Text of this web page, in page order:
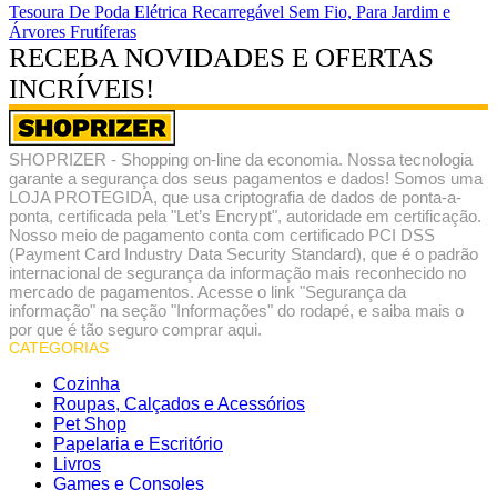
Tesoura De Poda Elétrica Recarregável Sem Fio, Para Jardim e
Árvores Frutíferas
RECEBA NOVIDADES E OFERTAS
INCRÍVEIS!
SHOPRIZER - Shopping on-line da economia. Nossa tecnologia
garante a segurança dos seus pagamentos e dados! Somos uma
LOJA PROTEGIDA, que usa criptografia de dados de ponta-a-
ponta, certificada pela "Let’s Encrypt", autoridade em certificação.
Nosso meio de pagamento conta com certificado PCI DSS
(Payment Card Industry Data Security Standard), que é o padrão
internacional de segurança da informação mais reconhecido no
mercado de pagamentos. Acesse o link "Segurança da
informação" na seção "Informações" do rodapé, e saiba mais o
por que é tão seguro comprar aqui.
CATEGORIAS
Cozinha
Roupas, Calçados e Acessórios
Pet Shop
Papelaria e Escritório
Livros
Games e Consoles